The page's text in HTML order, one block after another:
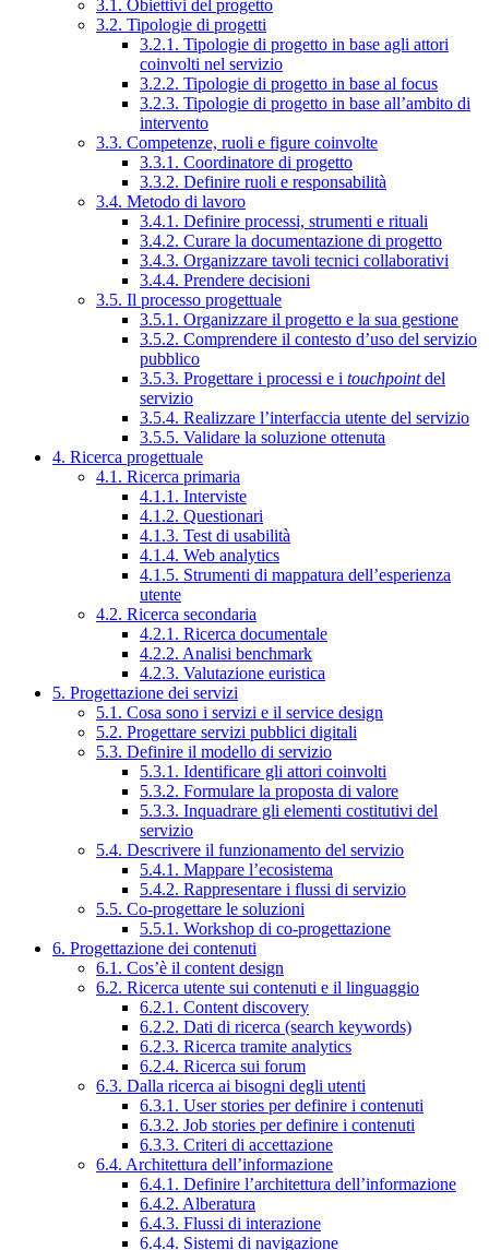
3.1. Obiettivi del progetto
3.2. Tipologie di progetti
3.2.1. Tipologie di progetto in base agli attori
coinvolti nel servizio
3.2.2. Tipologie di progetto in base al focus
3.2.3. Tipologie di progetto in base all’ambito di
intervento
3.3. Competenze, ruoli e figure coinvolte
3.3.1. Coordinatore di progetto
3.3.2. Definire ruoli e responsabilità
3.4. Metodo di lavoro
3.4.1. Definire processi, strumenti e rituali
3.4.2. Curare la documentazione di progetto
3.4.3. Organizzare tavoli tecnici collaborativi
3.4.4. Prendere decisioni
3.5. Il processo progettuale
3.5.1. Organizzare il progetto e la sua gestione
3.5.2. Comprendere il contesto d’uso del servizio
pubblico
3.5.3. Progettare i processi e i touchpointdel
servizio
3.5.4. Realizzare l’interfaccia utente del servizio
3.5.5. Validare la soluzione ottenuta
4. Ricerca progettuale
4.1. Ricerca primaria
4.1.1. Interviste
4.1.2. Questionari
4.1.3. Test di usabilità
4.1.4. Web analytics
4.1.5. Strumenti di mappatura dell’esperienza
utente
4.2. Ricerca secondaria
4.2.1. Ricerca documentale
4.2.2. Analisi benchmark
4.2.3. Valutazione euristica
5. Progettazione dei servizi
5.1. Cosa sono i servizi e il service design
5.2. Progettare servizi pubblici digitali
5.3. Definire il modello di servizio
5.3.1. Identificare gli attori coinvolti
5.3.2. Formulare la proposta di valore
5.3.3. Inquadrare gli elementi costitutivi del
servizio
5.4. Descrivere il funzionamento del servizio
5.4.1. Mappare l’ecosistema
5.4.2. Rappresentare i flussi di servizio
5.5. Co-progettare le soluzioni
5.5.1. Workshop di co-progettazione
6. Progettazione dei contenuti
6.1. Cos’è il content design
6.2. Ricerca utente sui contenuti e il linguaggio
6.2.1. Content discovery
6.2.2. Dati di ricerca (search keywords)
6.2.3. Ricerca tramite analytics
6.2.4. Ricerca sui forum
6.3. Dalla ricerca ai bisogni degli utenti
6.3.1. User stories per definire i contenuti
6.3.2. Job stories per definire i contenuti
6.3.3. Criteri di accettazione
6.4. Architettura dell’informazione
6.4.1. Definire l’architettura dell’informazione
6.4.2. Alberatura
6.4.3. Flussi di interazione
6.4.4. Sistemi di navigazione